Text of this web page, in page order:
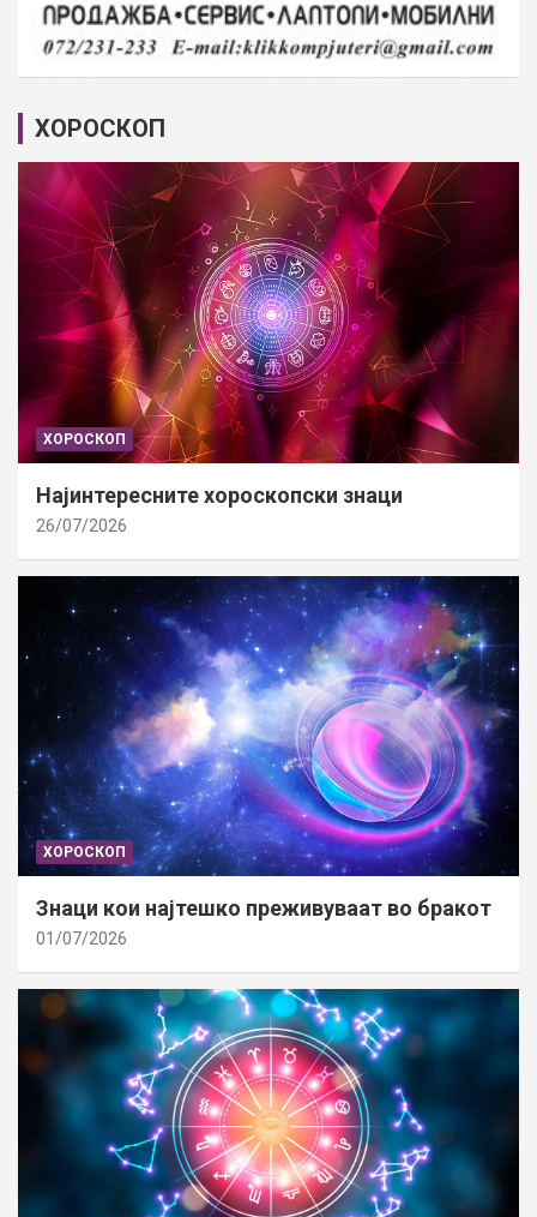
ХОРОСКОП
ХОРОСКОП
Најинтересните хороскопски знаци
26/07/2026
ХОРОСКОП
Знаци кои најтешко преживуваат во бракот
01/07/2026